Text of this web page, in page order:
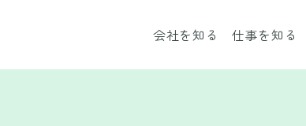
会社を知る 仕事を知る